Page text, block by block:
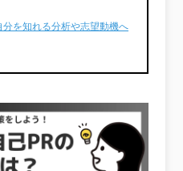
分を知れる分析や志望動機へ